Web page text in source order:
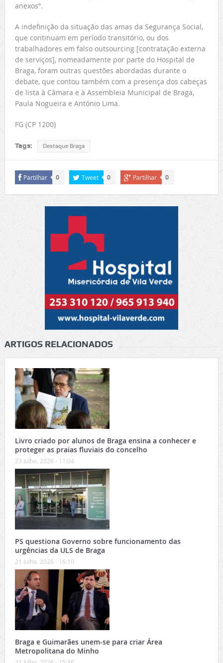
anexos”.
A indefinição da situação das amas da Segurança Social,
que continuam em período transitório, ou dos
trabalhadores em falso outsourcing [contratação externa
de serviços], nomeadamente por parte do Hospital de
Braga, foram outras questões abordadas durante o
debate, que contou também com a presença dos cabeças
de lista à Câmara e à Assembleia Municipal de Braga,
Paula Nogueira e António Lima.
FG (CP 1200)
Tags: Destaque Braga
Partilhar 0 Tweet 0 Partilhar 0
ARTIGOS RELACIONADOS
Livro criado por alunos de Braga ensina a conhecer e
proteger as praias fluviais do concelho
23 Julho, 2026 - 11:04
PS questiona Governo sobre funcionamento das
urgências da ULS de Braga
21 Julho, 2026 - 16:10
Braga e Guimarães unem-se para criar Área
Metropolitana do Minho